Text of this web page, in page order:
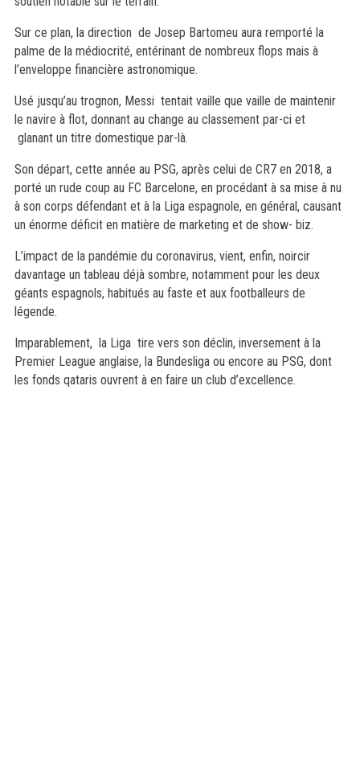
Sur ce plan, la direction de Josep Bartomeu aura remporté la
palme de la médiocrité, entérinant de nombreux flops mais à
l’enveloppe financière astronomique.
Usé jusqu’au trognon, Messi tentait vaille que vaille de maintenir
le navire à flot, donnant au change au classement par-ci et
glanant un titre domestique par-là.
Son départ, cette année au PSG, après celui de CR7 en 2018, a
porté un rude coup au FC Barcelone, en procédant à sa mise à nu
à son corps défendant et à la Liga espagnole, en général, causant
un énorme déficit en matière de marketing et de show- biz.
L’impact de la pandémie du coronavirus, vient, enfin, noircir
davantage un tableau déjà sombre, notamment pour les deux
géants espagnols, habitués au faste et aux footballeurs de
légende.
Imparablement, la Liga tire vers son déclin, inversement à la
Premier League anglaise, la Bundesliga ou encore au PSG, dont
les fonds qataris ouvrent à en faire un club d’excellence.